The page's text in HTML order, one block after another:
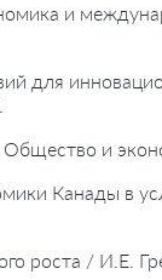
и
для
Общество и
Канады в
роста / И.Е.